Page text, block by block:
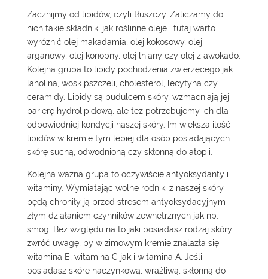
Zacznijmy od lipidów, czyli tłuszczy. Zaliczamy do
nich takie składniki jak roślinne oleje i tutaj warto
wyróżnić olej makadamia, olej kokosowy, olej
arganowy, olej konopny, olej lniany czy olej z awokado.
Kolejna grupa to lipidy pochodzenia zwierzęcego jak
lanolina, wosk pszczeli, cholesterol, lecytyna czy
ceramidy. Lipidy są budulcem skóry, wzmacniają jej
barierę hydrolipidową, ale też potrzebujemy ich dla
odpowiedniej kondycji naszej skóry. Im większa ilość
lipidów w kremie tym lepiej dla osób posiadających
skórę suchą, odwodnioną czy skłonną do atopii.
Kolejna ważna grupa to oczywiście antyoksydanty i
witaminy. Wymiatając wolne rodniki z naszej skóry
będą chroniły ją przed stresem antyoksydacyjnym i
złym działaniem czynników zewnętrznych jak np.
smog. Bez względu na to jaki posiadasz rodzaj skóry
zwróć uwagę, by w zimowym kremie znalazła się
witamina E, witamina C jak i witamina A. Jeśli
posiadasz skórę naczynkową, wrażliwą, skłonną do